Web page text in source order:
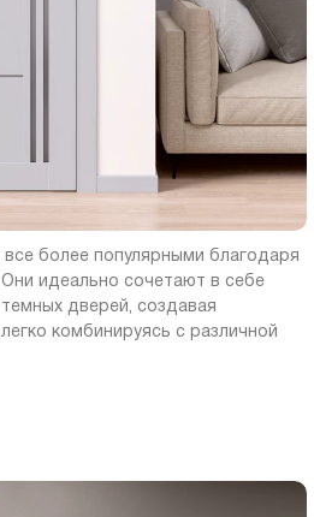
более популярными благодаря
идеально сочетают в себе
дверей, создавая
комбинируясь с различной